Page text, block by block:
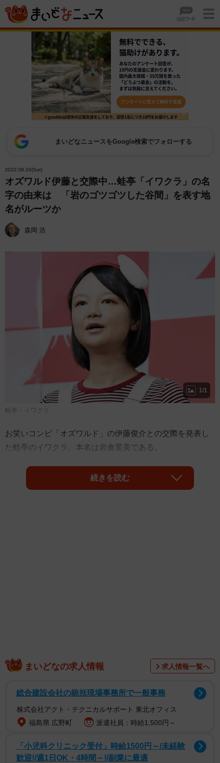
まいどなニュースをGoogle検索でフォローする
2022.08.20(Sat)
オズワルド伊藤と交際中…蛙亭「イワクラ」の名
字の由来は 「岩のゴツゴツした谷間」を表す地
名がルーツか
森岡 浩
1/1
蛙亭・イワクラ
お笑いコンビ「オズワルド」の伊藤俊介との交際を発表し
た蛙亭のイワクラ。本名は岩倉里美である。
「岩倉」と聞いて真っ先に思い出すのは、明治維新で活躍
した政治家岩倉具視だろう。年配の方には、かつての500円
ちなみに、俳優加山雄三の母は女優小桜葉子で岩倉家の分
家の生まれ。従って加山雄三と岩倉具視とは遠縁にあた
る。
続きを読む
まいどなの求人情報 求人情報一覧へ
総合建設会社の統括現場事務所で一般事務
株式会社アクト・テクニカルサポート 東北オフィス
福島県 広野町
派遣社員：時給1,500円～
「小児科クリニック受付」時給1500円～/未経験
歓迎!/週1日OK・4時間～!/副業に最適